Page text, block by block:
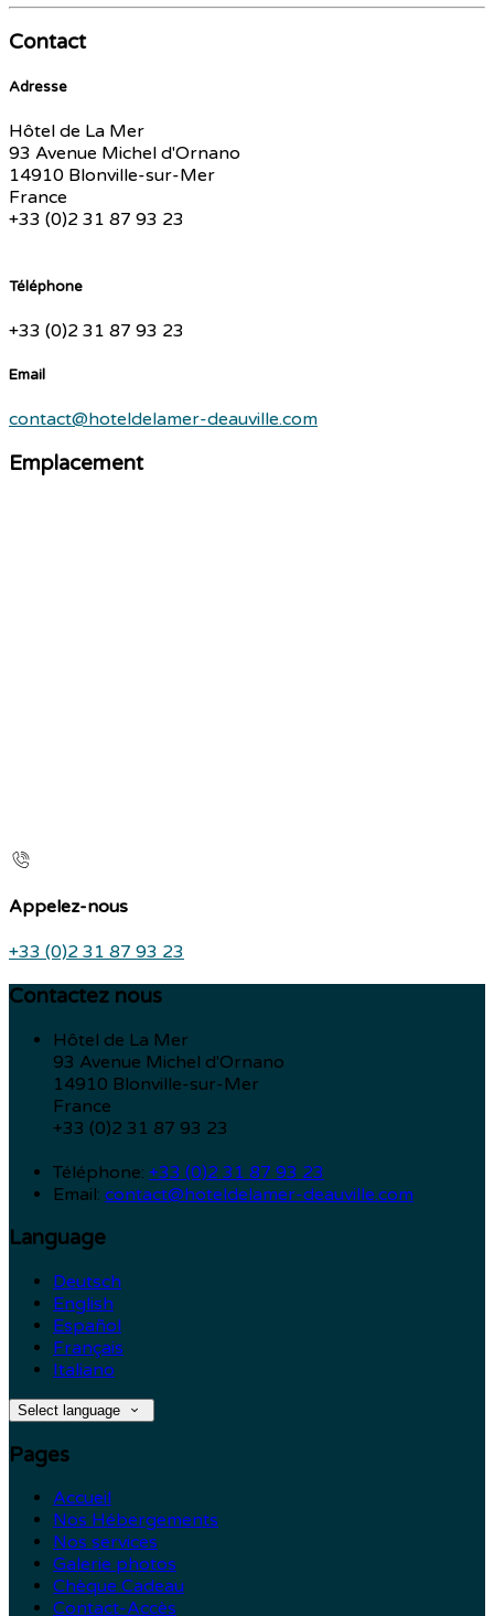
Contact
Adresse
Hôtel de La Mer
93 Avenue Michel d'Ornano
14910 Blonville-sur-Mer
France
+33 (0)2 31 87 93 23
Téléphone
+33 (0)2 31 87 93 23
Email
contact@hoteldelamer-deauville.com
Emplacement
Appelez-nous
+33 (0)2 31 87 93 23
Contactez nous
Hôtel de La Mer
93 Avenue Michel d'Ornano
14910 Blonville-sur-Mer
France
+33 (0)2 31 87 93 23
Téléphone: +33 (0)2 31 87 93 23
Email: contact@hoteldelamer-deauville.com
Language
Deutsch
English
Español
Français
Italiano
Select language
Pages
Accueil
Nos Hébergements
Nos services
Galerie photos
Chèque Cadeau
Contact-Accès